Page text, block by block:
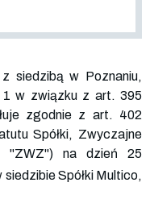
siedzibą w Poznaniu,
1 w związku z art. 395
zgodnie z art. 402
Spółki, Zwyczajne
"ZWZ") na dzień 25
siedzibie Spółki Multico,